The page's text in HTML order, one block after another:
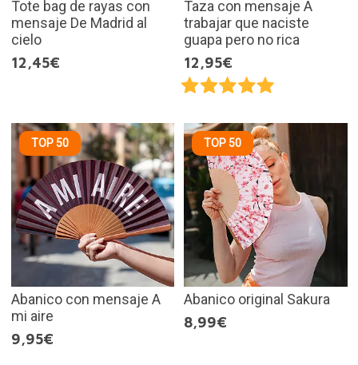
Tote bag de rayas con
mensaje De Madrid al
cielo
12,45€
Taza con mensaje A
trabajar que naciste
guapa pero no rica
12,95€
TOP 50
Abanico con mensaje A
mi aire
9,95€
TOP 50
Abanico original Sakura
8,99€